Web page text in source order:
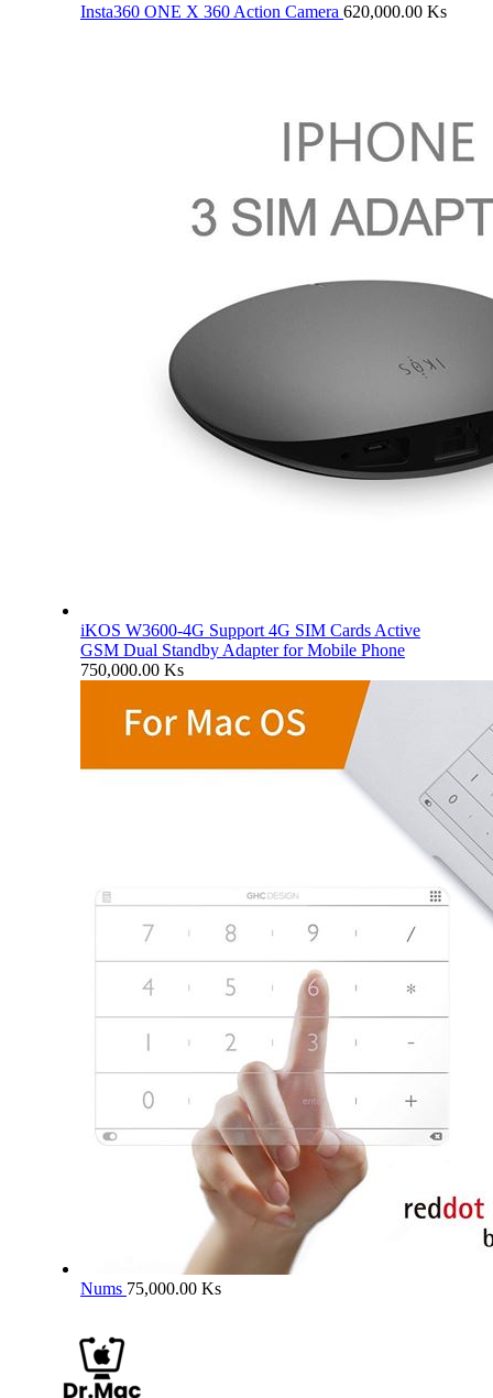
Insta360 ONE X 360 Action Camera 620,000.00 Ks
iKOS W3600-4G Support 4G SIM Cards Active
GSM Dual Standby Adapter for Mobile Phone
750,000.00 Ks
Nums 75,000.00 Ks